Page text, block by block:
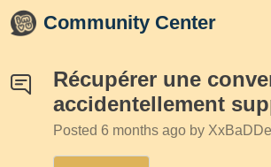
Skip to main content
Community Center
Récupérer une
accidentellement
Posted 6 months ago by